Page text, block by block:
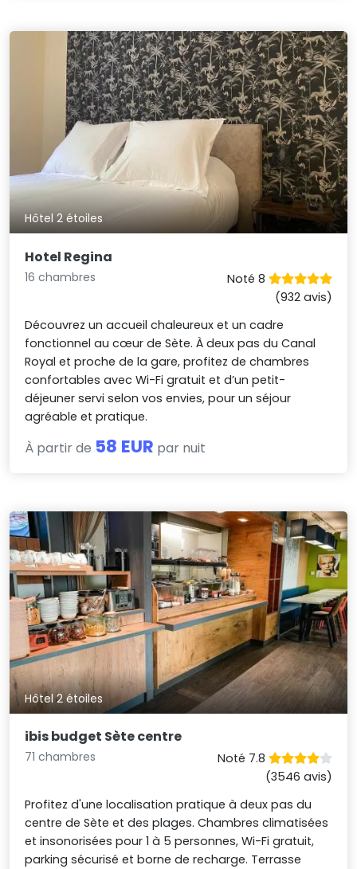
Hôtel 2 étoiles
Hotel Regina
16 chambres
Noté 8
(932 avis)
Découvrez un accueil chaleureux et un cadre
fonctionnel au cœur de Sète. À deux pas du Canal
Royal et proche de la gare, profitez de chambres
confortables avec Wi-Fi gratuit et d’un petit-
déjeuner servi selon vos envies, pour un séjour
agréable et pratique.
À partir de 58 EUR par nuit
Hôtel 2 étoiles
ibis budget Sète centre
71 chambres
Noté 7.8
(3546 avis)
Profitez d'une localisation pratique à deux pas du
centre de Sète et des plages. Chambres climatisées
et insonorisées pour 1 à 5 personnes, Wi-Fi gratuit,
parking sécurisé et borne de recharge. Terrasse